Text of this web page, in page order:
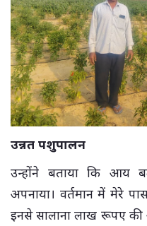
उन्नत पशुपालन
उन्होंने बताया कि आय
अपनाया। वर्तमान में मेरे
इनसे सालाना लाख रूपए